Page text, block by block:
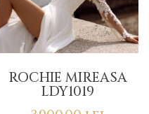
ROCHIE MIREASA
LDY1019